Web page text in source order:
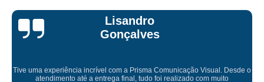
Bruna Eduarda